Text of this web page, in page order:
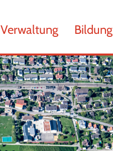
Verwaltung Bildung